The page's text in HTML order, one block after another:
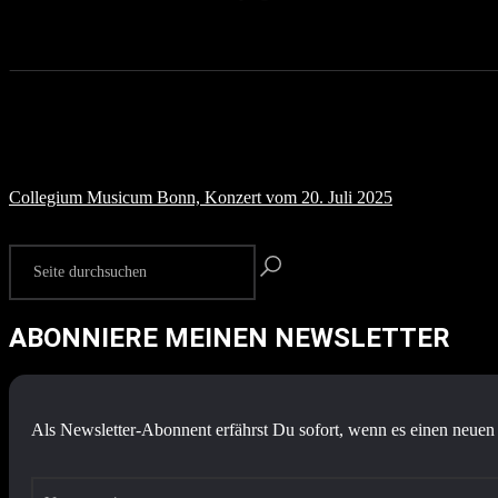
Collegium Musicum Bonn, Konzert vom 20. Juli 2025
ABONNIERE MEINEN NEWSLETTER
Als Newsletter-Abonnent erfährst Du sofort, wenn es einen